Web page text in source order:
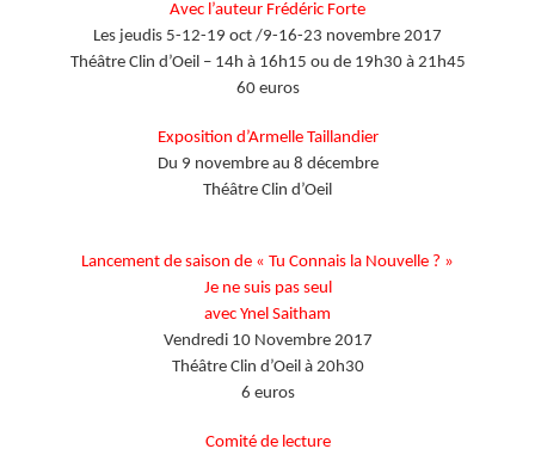
Avec l’auteur Frédéric Forte
Les jeudis 5-12-19 oct /9-16-23 novembre 2017
Théâtre Clin d’Oeil – 14h à 16h15 ou de 19h30 à 21h45
60 euros
Exposition d’Armelle Taillandier
Du 9 novembre au 8 décembre
Théâtre Clin d’Oeil
Lancement de saison de « Tu Connais la Nouvelle ? »
Je ne suis pas seul
avec Ynel Saitham
Vendredi 10 Novembre 2017
Théâtre Clin d’Oeil à 20h30
6 euros
Comité de lecture